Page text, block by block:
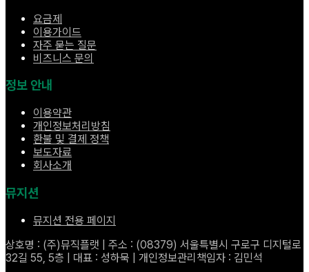
요금제
이용가이드
자주 묻는 질문
비즈니스 문의
정보 안내
이용약관
개인정보처리방침
환불 및 결제 정책
보도자료
회사소개
뮤지션
뮤지션 전용 페이지
상호명 : (주)뮤직플랫 | 주소 : (08379) 서울특별시 구로구 디지털로
32길 55, 5층 | 대표 : 성하묵 | 개인정보관리책임자 : 김민석